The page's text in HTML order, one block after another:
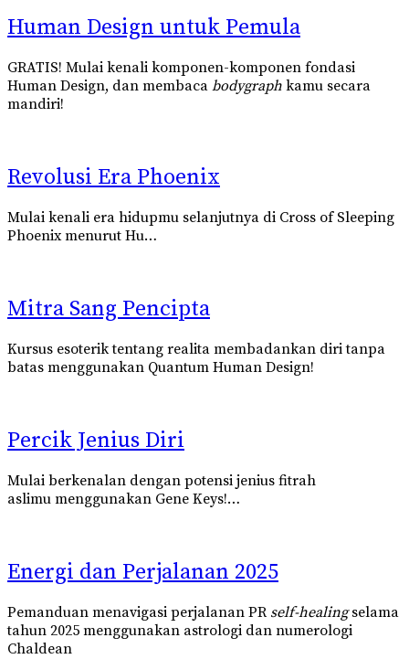
Human Design untuk Pemula
GRATIS! Mulai kenali komponen-komponen fondasi
Human Design, dan membaca bodygraph kamu secara
mandiri!
Revolusi Era Phoenix
Mulai kenali era hidupmu selanjutnya di Cross of Sleeping
Phoenixmenurut Hu…
Mitra Sang Pencipta
Kursus esoterik tentang realita membadankan diri tanpa
batas menggunakan Quantum Human Design!
Percik Jenius Diri
Mulai berkenalan dengan potensi jenius fitrah
aslimu menggunakan Gene Keys!…
Energi dan Perjalanan 2025
Pemanduan menavigasi perjalanan PR self-healingselama
tahun 2025 menggunakan astrologi dan numerologi
Chaldean